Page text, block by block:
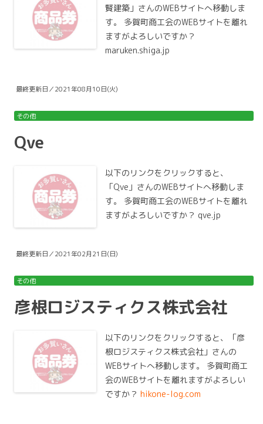
賢建築」さんのWEBサイトへ移動しま
す。 多賀町商工会のWEBサイトを離れ
ますがよろしいですか？
maruken.shiga.jp
最終更新日／2021年08月10日(火)
その他
Qve
以下のリンクをクリックすると、
「Qve」さんのWEBサイトへ移動しま
す。 多賀町商工会のWEBサイトを離れ
ますがよろしいですか？ qve.jp
最終更新日／2021年02月21日(日)
その他
彦根ロジスティクス株式会社
以下のリンクをクリックすると、「彦
根ロジスティクス株式会社」さんの
WEBサイトへ移動します。 多賀町商工
会のWEBサイトを離れますがよろしい
ですか？ hikone-log.com